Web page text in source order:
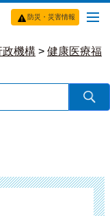
防災・災害情報
政機構 > 健康医療福